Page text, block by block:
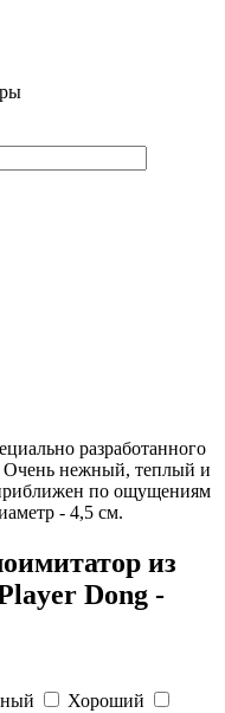
разработанного
Очень нежный, теплый и
по ощущениям
- 4,5 см.
из
Dong -
Хороший